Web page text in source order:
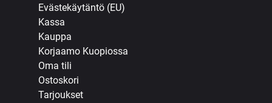
Evästekäytäntö (EU)
Kassa
Kauppa
Korjaamo Kuopiossa
Oma tili
Ostoskori
Tarjoukset